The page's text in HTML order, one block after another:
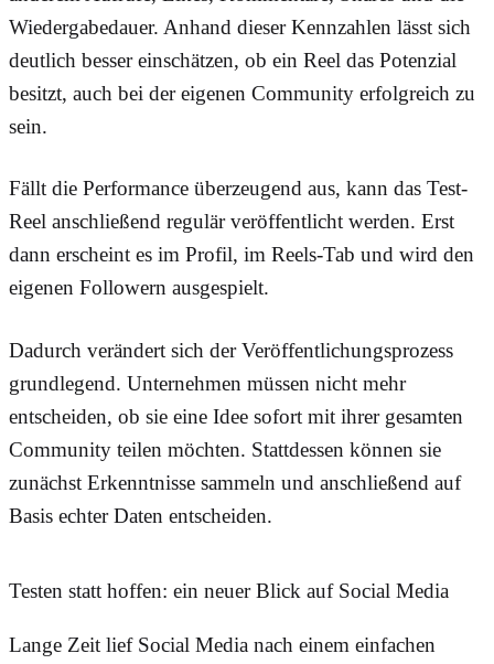
Wiedergabedauer. Anhand dieser Kennzahlen lässt sich
deutlich besser einschätzen, ob ein Reel das Potenzial
besitzt, auch bei der eigenen Community erfolgreich zu
sein.
Fällt die Performance überzeugend aus, kann das Test-
Reel anschließend regulär veröffentlicht werden. Erst
dann erscheint es im Profil, im Reels-Tab und wird den
eigenen Followern ausgespielt.
Dadurch verändert sich der Veröffentlichungsprozess
grundlegend. Unternehmen müssen nicht mehr
entscheiden, ob sie eine Idee sofort mit ihrer gesamten
Community teilen möchten. Stattdessen können sie
zunächst Erkenntnisse sammeln und anschließend auf
Basis echter Daten entscheiden.
Testen statt hoffen: ein neuer Blick auf Social Media
Lange Zeit lief Social Media nach einem einfachen